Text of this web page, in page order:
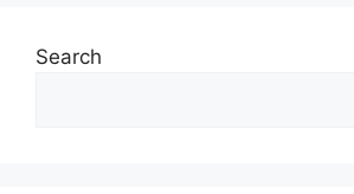
Search